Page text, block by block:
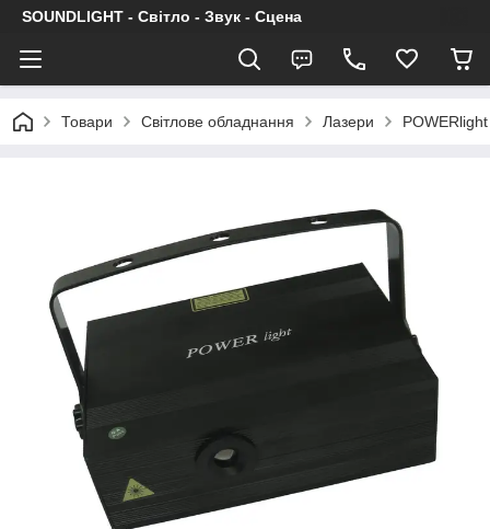
SOUNDLIGHT - Світло - Звук - Сцена
Товари Світлове обладнання Лазери